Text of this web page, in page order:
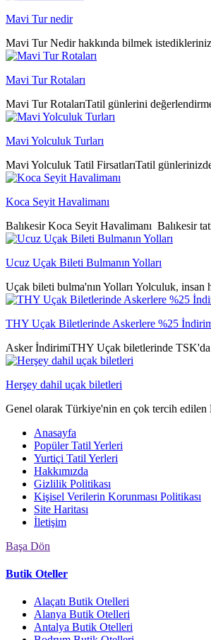
Mavi Tur nedir
Mavi Tur Nedir hakkında bilmek
Mavi Tur Rotaları
Mavi Tur RotalarıTatil günlerini
Mavi Yolculuk Turları
Mavi Yolculuk Tatil FirsatlarıTatil
Koca Seyit Havalimanı
Balıkesir Koca Seyit Havalimanı Balıkesir
Ucuz Uçak Bileti Bulmanın Yolları
Uçak bileti bulma'nın Yolları Yolculuk, insan
THY Uçak Biletlerinde Askerlere %25
Asker İndirimiTHY Uçak biletlerinde
Herşey dahil uçak biletleri
Genel olarak Türkiye'nin en çok tercih edilen
Anasayfa
Popüler Tatil Yerleri
Yurtiçi Tatil Yerleri
Hakkımızda
Gizlilik Politikası
Kişisel Verilerin Korunması Politikası
Site Haritası
İletişim
Başa Dön
Butik Oteller
Alaçatı Butik Otelleri
Alanya Butik Otelleri
Antalya Butik Otelleri